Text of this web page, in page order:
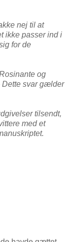
nej til at
ikke passer ind i
for de
og
svar gælder
tilsendt,
med et